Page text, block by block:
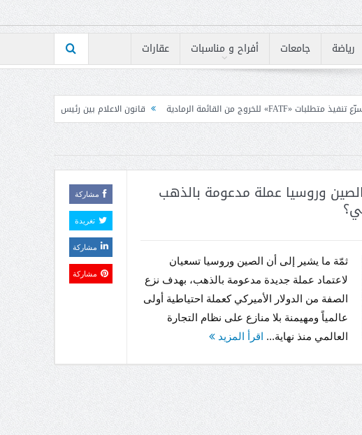
رياضة جامعات أفراح و مناسبات
عقارات
قانون الاعلام بين رئيس الكتائب ومجلس نقابة المحررين
وروسيا عملة مدعومة بالذهب
ثمّة ما يشير إلى أن الصين وروسيا تسعيان
لاعتماد عملة جديدة مدعومة بالذهب، بهدف نزع
الصفة من الدولار الأميركي كعملة احتياطية أولى
عالمياً ومهيمنة بلا منازع على نظام التجارة
العالمي منذ نهاية... اقرأ المزيد
مشاركة
تغريدة
مشاركة
مشاركة